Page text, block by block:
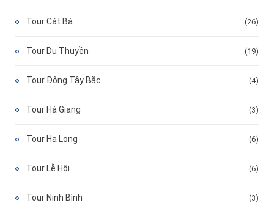
Tour Cát Bà (26)
Tour Du Thuyền (19)
Tour Đông Tây Bắc (4)
Tour Hà Giang (3)
Tour Hạ Long (6)
Tour Lễ Hội (6)
Tour Ninh Bình (3)